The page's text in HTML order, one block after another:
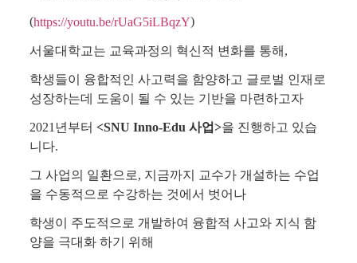
(https://youtu.be/rUaG5iLBqzY)
서울대학교는 교육과정의 혁신적 변화를 통해,
학생들이 융합적인 사고력을 함양하고 글로벌 인재로
성장하는데 도움이 될 수 있는 기반을 마련하고자
2021년부터<SNU Inno-Edu 사업>을 진행하고 있습
니다.
그 사업의 일환으로, 지금까지 교수가 개설하는 수업
을 수동적으로 수강하는 것에서 벗어나
학생이 주도적으로 개발하여 융합적 사고와 지식 함
양을 극대화 하기 위해